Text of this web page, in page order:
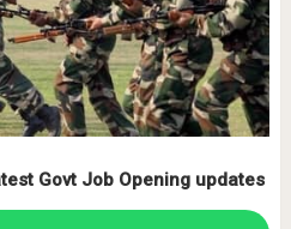
Govt Job Opening updates